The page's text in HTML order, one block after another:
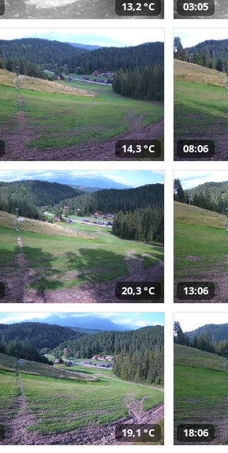
13,2 °C 03:05
14,3 °C 08:06
20,3 °C 13:06
19,1 °C 18:06